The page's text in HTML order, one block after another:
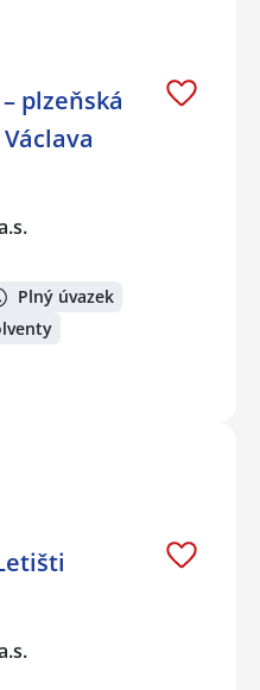
plzeňská
Plný úvazek